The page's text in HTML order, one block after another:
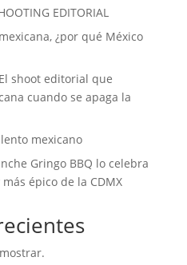
EDITORIAL
¿por qué México
shoot editorial que
cuando se apaga la
mexicano
Gringo BBQ lo celebra
épico de la CDMX